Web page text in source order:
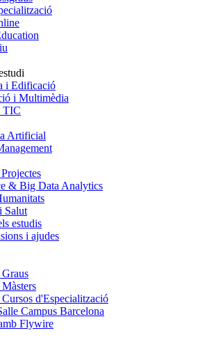
i Edificació
i Multimèdia
TIC
Artificial
& Big Data Analytics
Salut
estudis
i ajudes
d'Especialització
Campus Barcelona
Flywire